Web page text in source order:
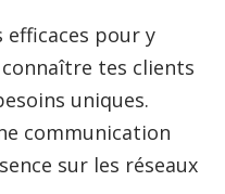
efficaces pour y
tes clients
uniques.
communication
sur les réseaux